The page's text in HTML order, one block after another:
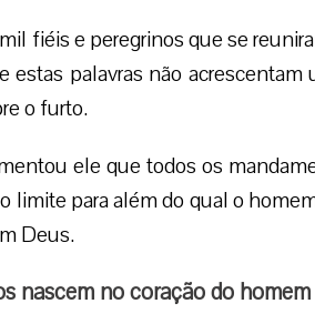
fiéis e peregrinos que se
estas palavras não
o furto.
ele que todos os
limite para além do qual o
Deus.
nascem no coração do homem